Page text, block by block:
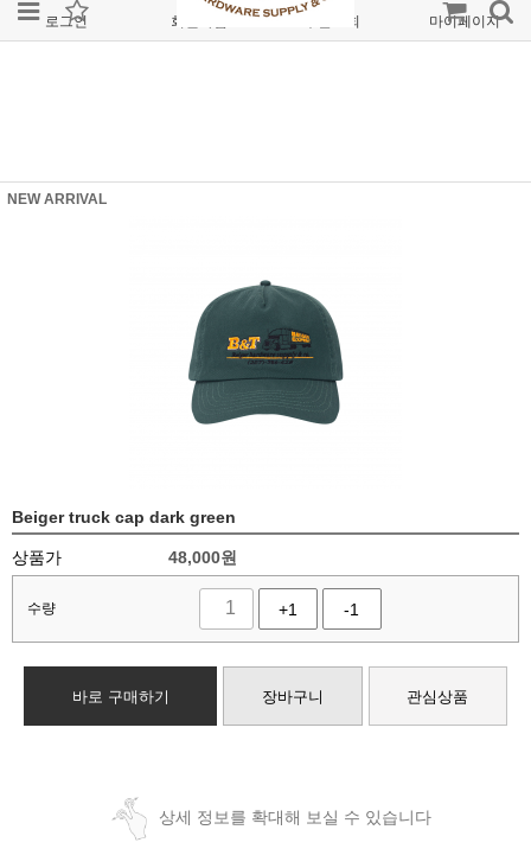
로그인 회원가입 주문조회 마이페이지
NEW ARRIVAL
Beiger truck cap dark green
상품가 48,000원
수량 +1 -1
바로 구매하기 장바구니 관심상품
상세 정보를 확대해 보실 수 있습니다